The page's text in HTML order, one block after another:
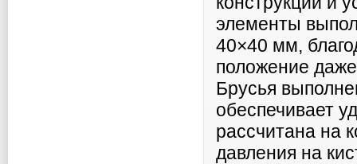
элементы
40×40 мм,
положение
Брусья
обеспечивает
рассчитана на
давления на